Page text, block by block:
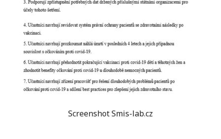
Screenshot Smis-lab.cz